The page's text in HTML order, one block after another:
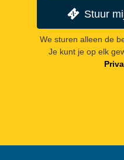
Stuur
We sturen alleen de
Je kunt je op elk